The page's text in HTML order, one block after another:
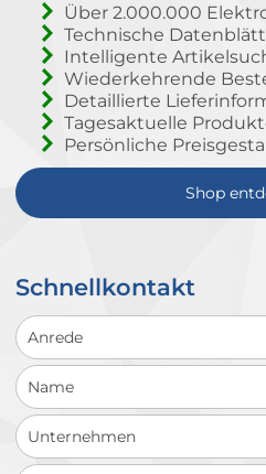
Über 2.000.000
Technische
Intelligente
Wiederkehrende
Detaillierte
Tagesaktuelle
Persönliche
Shop
Schnellkontakt
Schnellkontakt